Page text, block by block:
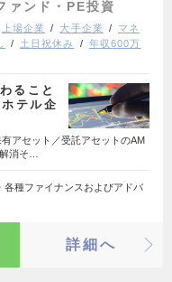
ァンド・PE投資
上場企業 大手企業
マネ
土日祝休み
年収600万
ること
テル企
アセット／受託アセットのAM
消そ…
種ファイナンスおよびアドバ
詳細へ